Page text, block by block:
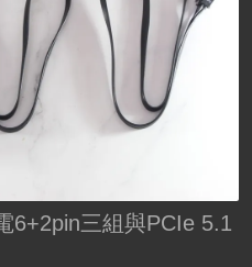
6+2pin三組與PCIe 5.1